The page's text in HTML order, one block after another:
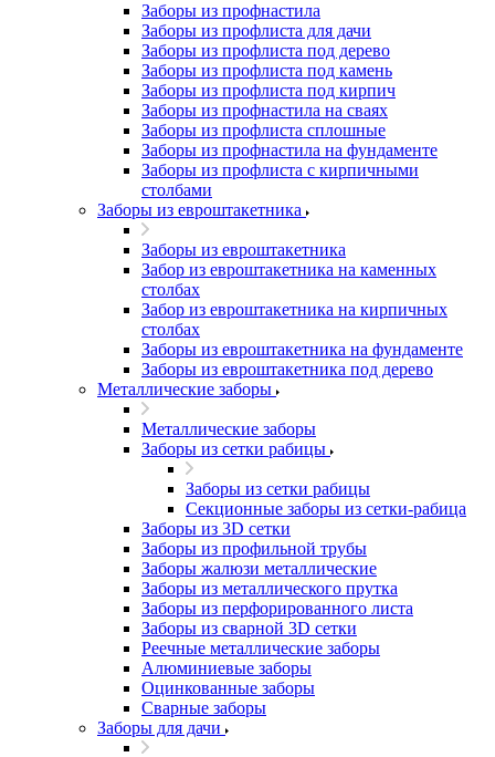
Заборы из профнастила
Заборы из профлиста для дачи
Заборы из профлиста под дерево
Заборы из профлиста под камень
Заборы из профлиста под кирпич
Заборы из профнастила на сваях
Заборы из профлиста сплошные
Заборы из профнастила на фундаменте
Заборы из профлиста с кирпичными
столбами
Заборы из евроштакетника
Заборы из евроштакетника
Забор из евроштакетника на каменных
столбах
Забор из евроштакетника на кирпичных
столбах
Заборы из евроштакетника на фундаменте
Заборы из евроштакетника под дерево
Металлические заборы
Металлические заборы
Заборы из сетки рабицы
Заборы из сетки рабицы
Секционные заборы из сетки-рабица
Заборы из 3D сетки
Заборы из профильной трубы
Заборы жалюзи металлические
Заборы из металлического прутка
Заборы из перфорированного листа
Заборы из сварной 3D сетки
Реечные металлические заборы
Алюминиевые заборы
Оцинкованные заборы
Сварные заборы
Заборы для дачи